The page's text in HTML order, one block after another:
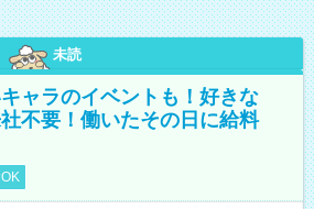
未読
ャラのイベントも！好きな
不要！働いたその日に給料